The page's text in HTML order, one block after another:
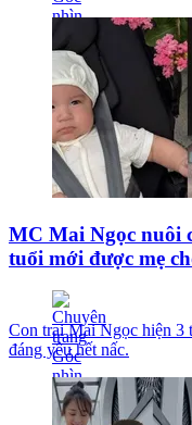
MC Mai Ngọc nuôi
tuổi mới được mẹ
Con trai Mai Ngọc hiện 3
đáng yêu hết nấc.